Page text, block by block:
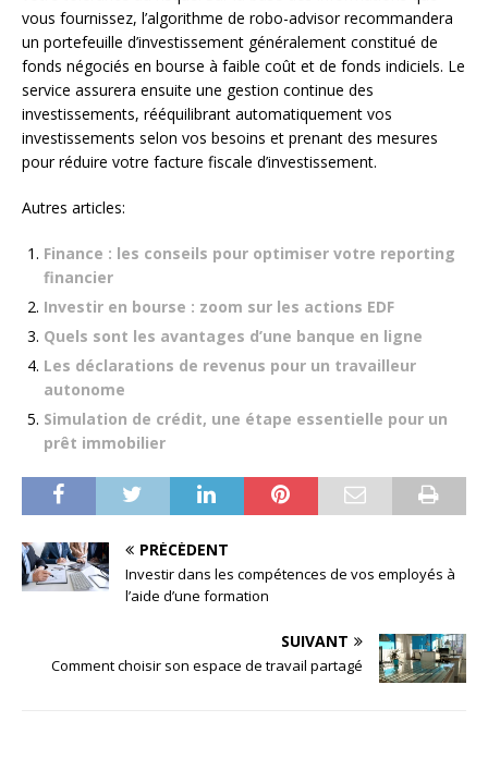
vous fournissez, l’algorithme de robo-advisor recommandera
un portefeuille d’investissement généralement constitué de
fonds négociés en bourse à faible coût et de fonds indiciels. Le
service assurera ensuite une gestion continue des
investissements, rééquilibrant automatiquement vos
investissements selon vos besoins et prenant des mesures
pour réduire votre facture fiscale d’investissement.
Autres articles:
Finance : les conseils pour optimiser votre reporting
financier
Investir en bourse : zoom sur les actions EDF
Quels sont les avantages d’une banque en ligne
Les déclarations de revenus pour un travailleur
autonome
Simulation de crédit, une étape essentielle pour un
prêt immobilier
PRÉCÉDENT
Investir dans les compétences de vos employés à
l’aide d’une formation
SUIVANT
Comment choisir son espace de travail partagé